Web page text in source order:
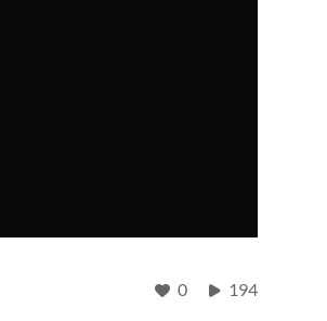
0 194